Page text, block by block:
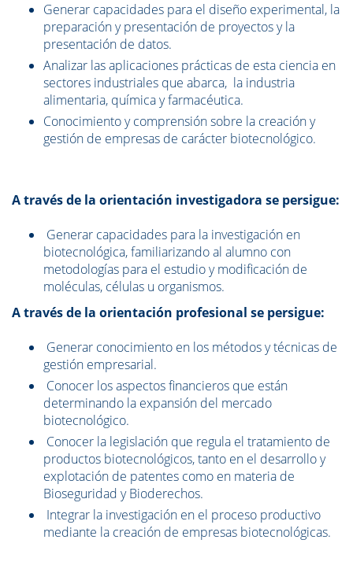
Generar capacidades para el diseño experimental, la
preparación y presentación de proyectos y la
presentación de datos.
Analizar las aplicaciones prácticas de esta ciencia en
sectores industriales que abarca, la industria
alimentaria, química y farmacéutica.
Conocimiento y comprensión sobre la creación y
gestión de empresas de carácter biotecnológico.
A través de la orientación investigadora se persigue:
Generar capacidades para la investigación en
biotecnológica, familiarizando al alumno con
metodologías para el estudio y modificación de
moléculas, células u organismos.
A través de la orientación profesional se persigue:
Generar conocimiento en los métodos y técnicas de
gestión empresarial.
Conocer los aspectos financieros que están
determinando la expansión del mercado
biotecnológico.
Conocer la legislación que regula el tratamiento de
productos biotecnológicos, tanto en el desarrollo y
explotación de patentes como en materia de
Bioseguridad y Bioderechos.
Integrar la investigación en el proceso productivo
mediante la creación de empresas biotecnológicas.